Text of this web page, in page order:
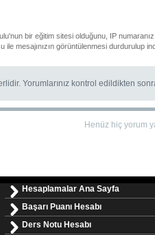
bir eğitim sitesi olduğunu, IP
ile mesajınızın görüntülenmesi durdurulup
Yorumlarınız kontrol edildikten
Henüz hiç yorum
Hesaplamalar Ana Sayfa
Başarı Puanı Hesabı
Ders Notu Hesabı